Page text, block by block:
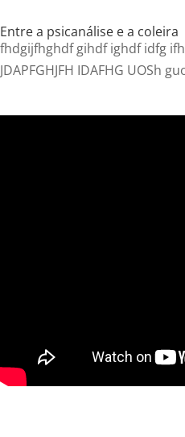
Entre a psicanálise e a coleira
fhdgijfhghdf gihdf ighdf idfg ifh
JDAPFGHJFH IDAFHG UOSh